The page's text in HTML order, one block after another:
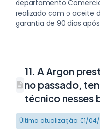
departamento
realizado com o aceite
garantia de 90 dias
11. A Argon
no passado,
técnico nesses
Última atualização: 01/04/